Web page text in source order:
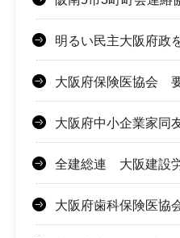
明るい民主大阪府
大阪府保険医協会
大阪府中小企業家
全建総連 大阪建設
大阪府歯科保険医協